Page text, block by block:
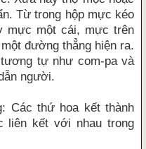
Từ trong hộp mực kéo
mực một cái, mực trên
đường thẳng hiện ra.
tự như com-pa và
người.
Các thứ hoa kết thành
liên kết với nhau trong